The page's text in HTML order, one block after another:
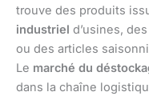
trouve des produits
industriel d’usines,
ou des articles
Le marché du
dans la chaîne